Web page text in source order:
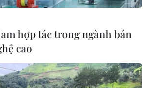
hợp tác trong ngành bán
cao